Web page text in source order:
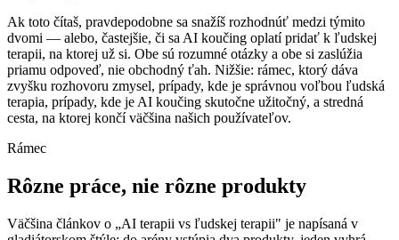
Ak toto čítaš, pravdepodobne sa snažíš rozhodnúť medzi týmito
dvomi — alebo, častejšie, či sa AI koučing oplatí pridať k ľudskej
terapii, na ktorej už si. Obe sú rozumné otázky a obe si zaslúžia
priamu odpoveď, nie obchodný ťah. Nižšie: rámec, ktorý dáva
zvyšku rozhovoru zmysel, prípady, kde je správnou voľbou ľudská
terapia, prípady, kde je AI koučing skutočne užitočný, a stredná
cesta, na ktorej končí väčšina našich používateľov.
Rámec
Rôzne práce, nie rôzne produkty
Väčšina článkov o „AI terapii vs ľudskej terapii" je napísaná v